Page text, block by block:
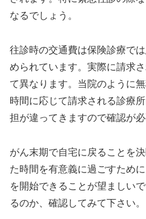
なるでしょう。
往診時の交通費は保険診療で
められています。実際に請求
て異なります。当院のように
時間に応じて請求される診療
担が違ってきますので確認が必
がん末期で自宅に戻ることを
た時間を有意義に過ごすため
を開始できることが望ましい
るのか、確認してみて下さい。